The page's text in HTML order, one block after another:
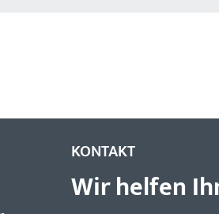
KONTAKT
Wir helfen